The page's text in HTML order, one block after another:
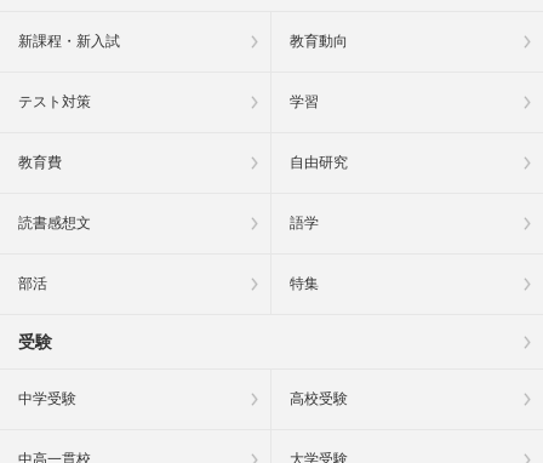
新課程・新入試 教育動向
テスト対策 学習
教育費 自由研究
読書感想文 語学
部活 特集
受験
中学受験 高校受験
中高一貫校 大学受験